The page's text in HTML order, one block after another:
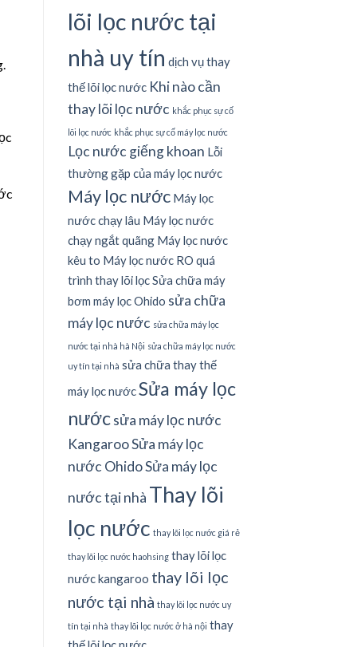
lõi lọc nước tại
nhà uy tín dịch vụ thay
thế lõi lọc nước Khi nào cần
thay lõi lọc nước khắc phục sự cố
lõi lọc nước khắc phục sự cố máy lọc nước
Lọc nước giếng khoan Lỗi
thường gặp của máy lọc nước
Máy lọc nước Máy lọc
nước chạy lâu Máy lọc nước
chạy ngắt quãng Máy lọc nước
kêu to Máy lọc nước RO quá
trình thay lõi lọcSửa chữa máy
bơm máy lọc Ohido sửa chữa
máy lọc nước sửa chữa máy lọc
nước tại nhà hà Nội sửa chữa máy lọc nước
uy tín tại nhà sửa chữa thay thế
máy lọc nướcSửa máy lọc
nước sửa máy lọc nước
KangarooSửa máy lọc
nước OhidoSửa máy lọc
nước tại nhà Thay lõi
lọc nước thay lõi lọc nước giá rẻ
thay lõi lọc nước haohsing thay lõi lọc
nước kangaroo thay lõi lọc
nước tại nhà thay lõi lọc nước uy
tín tại nhà thay lõi lọc nước ở hà nội thay